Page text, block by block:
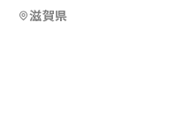
滋賀県